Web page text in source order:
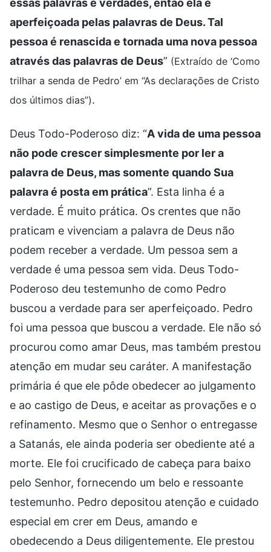
aperfeiçoada pelas palavras de Deus. Tal
pessoa é renascida e tornada uma nova pessoa
através das palavras de Deus” (Extraído de ‘Como
trilhar a senda de Pedro’ em “As declarações de Cristo
dos últimos dias”).
Deus Todo-Poderoso diz: “A vida de uma pessoa
não pode crescer simplesmente por ler a
palavra de Deus, mas somente quando Sua
palavra é posta em prática”. Esta linha é a
verdade. É muito prática. Os crentes que não
praticam e vivenciam a palavra de Deus não
podem receber a verdade. Um pessoa sem a
verdade é uma pessoa sem vida. Deus Todo-
Poderoso deu testemunho de como Pedro
buscou a verdade para ser aperfeiçoado. Pedro
foi uma pessoa que buscou a verdade. Ele não só
procurou como amar Deus, mas também prestou
atenção em mudar seu caráter. A manifestação
primária é que ele pôde obedecer ao julgamento
e ao castigo de Deus, e aceitar as provações e o
refinamento. Mesmo que o Senhor o entregasse
a Satanás, ele ainda poderia ser obediente até a
morte. Ele foi crucificado de cabeça para baixo
pelo Senhor, fornecendo um belo e ressoante
testemunho. Pedro depositou atenção e cuidado
especial em crer em Deus, amando e
obedecendo a Deus diligentemente. Ele prestou